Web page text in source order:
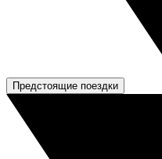
Предстоящие поездки